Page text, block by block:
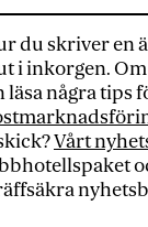
du skriver en
i inkorgen.
läsa några tips
Vårt